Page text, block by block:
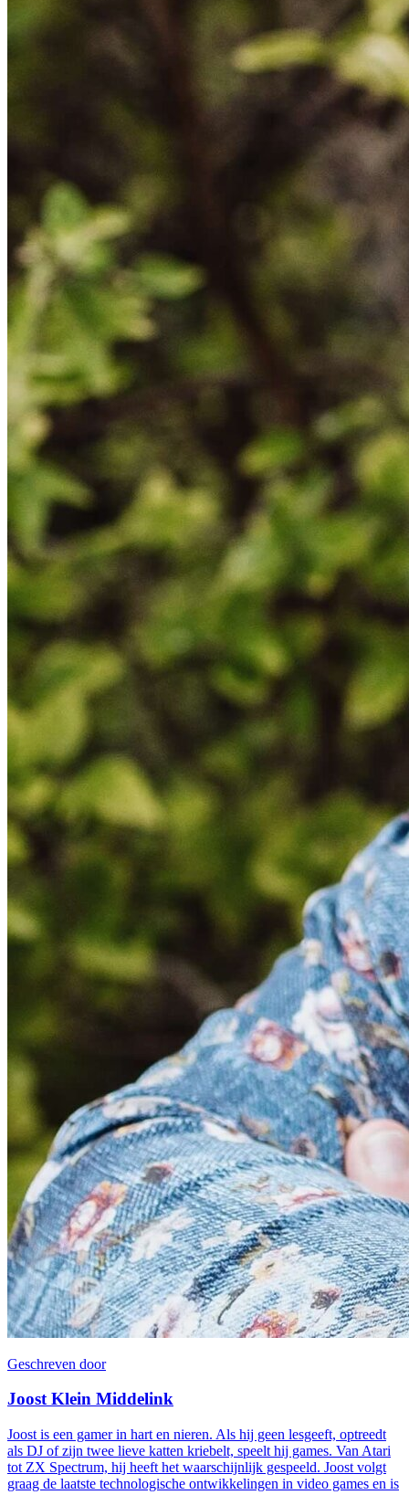
Geschreven door
Joost Klein Middelink
Joost is een gamer in hart en nieren. Als hij geen lesgeeft, optreedt
als DJ of zijn twee lieve katten kriebelt, speelt hij games. Van Atari
tot ZX Spectrum, hij heeft het waarschijnlijk gespeeld. Joost volgt
graag de laatste technologische ontwikkelingen in video games en is